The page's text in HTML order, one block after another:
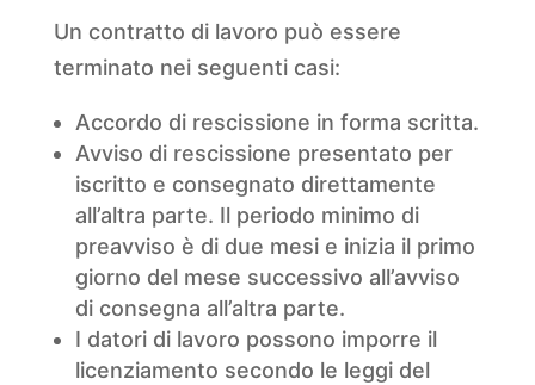
Un contratto di lavoro può essere
terminato nei seguenti casi:
Accordo di rescissione in forma scritta.
Avviso di rescissione presentato per
iscritto e consegnato direttamente
all’altra parte. Il periodo minimo di
preavviso è di due mesi e inizia il primo
giorno del mese successivo all’avviso
di consegna all’altra parte.
I datori di lavoro possono imporre il
licenziamento secondo le leggi del